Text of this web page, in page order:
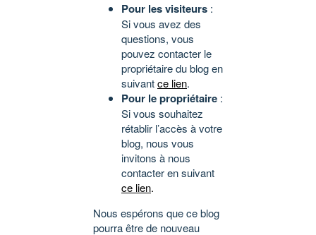
Pour les visiteurs :
Si vous avez des
questions, vous
pouvez contacter le
propriétaire du blog en
suivantce lien.
Pour le propriétaire :
Si vous souhaitez
rétablir l’accès à votre
blog, nous vous
invitons à nous
contacter en suivant
ce lien.
Nous espérons que ce blog
pourra être de nouveau